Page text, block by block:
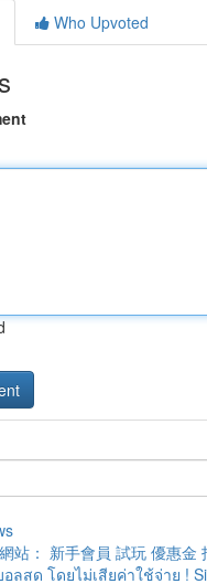
Who Upvoted
站： 新手會員 試玩 優惠金
ลสด โดยไม่เสียค่าใช้จ่าย !